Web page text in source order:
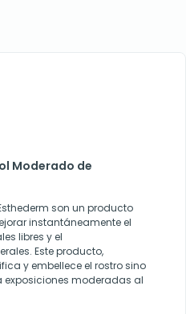
Moderado de
son un producto
instantáneamente el
libres y el
Este producto,
y embellece el rostro sino
exposiciones moderadas al